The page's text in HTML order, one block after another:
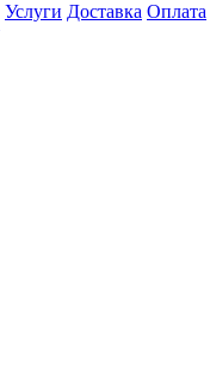
Услуги Доставка Оплата